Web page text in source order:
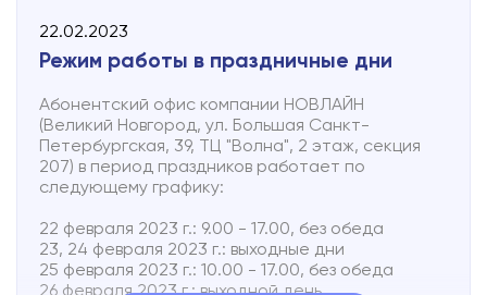
SMS-сообщение о неисправности абонентской
линии по номеру +7 960 200 55 72.
В сообщении необходимо указать адрес точки
подключения и коротко описать неисправность.
22.02.2023
Режим работы в праздничные дни
Абонентский офис компании НОВЛАЙН
(Великий Новгород, ул. Большая Санкт-
Петербургская, 39, ТЦ "Волна", 2 этаж, секция
207) в период праздников работает по
следующему графику:
22 февраля 2023 г.: 9.00 - 17.00, без обеда
23, 24 февраля 2023 г.: выходные дни
25 февраля 2023 г.: 10.00 - 17.00, без обеда
26 февраля 2023 г.: выходной день